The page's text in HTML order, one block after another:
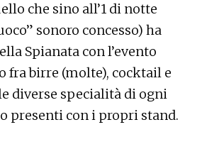
che sino all’1 di notte
sonoro concesso) ha
Spianata con l’evento
fra birre (molte), cocktail e
diverse specialità di ogni
presenti con i propri stand.